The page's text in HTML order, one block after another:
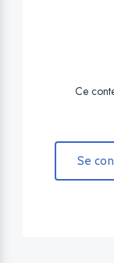
Ce
Se